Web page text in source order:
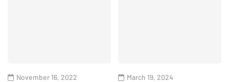
November 16, 2022 March 19, 2024